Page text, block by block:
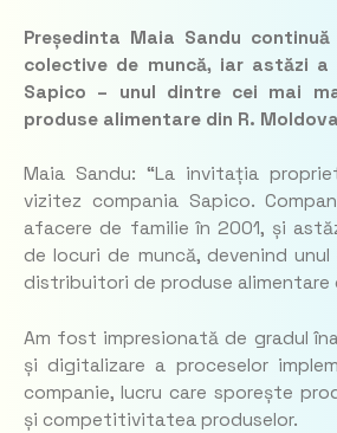
Președinta Maia Sandu
colective de muncă, iar astăzi a
Sapico – unul dintre cei mai
produse alimentare din R.
Maia Sandu: “La invitația
vizitez compania Sapico.
afacere de familie în 2001, și
de locuri de muncă, devenind
distribuitori de produse alimentare
Am fost impresionată de gradul
și digitalizare a proceselor
companie, lucru care sporește
și competitivitatea produselor.